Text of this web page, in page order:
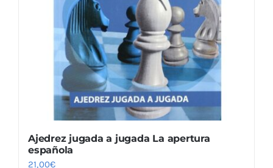
Ajedrez jugada a jugada La apertura
española
21,00€